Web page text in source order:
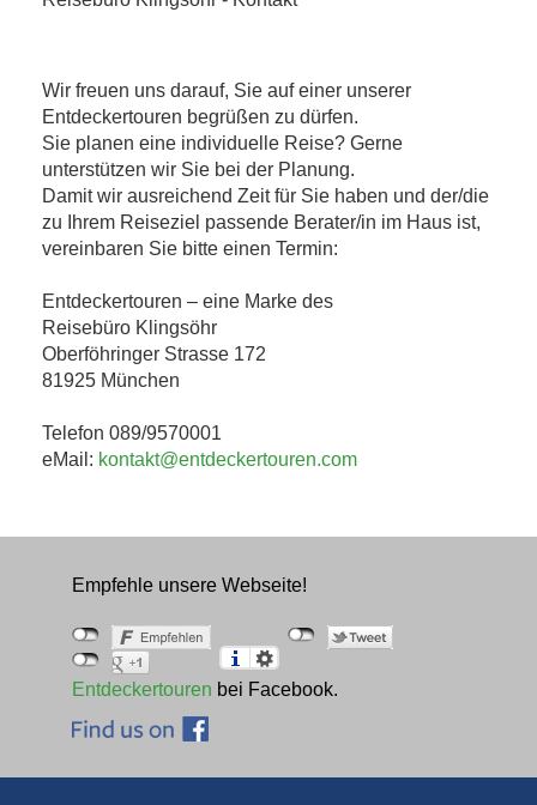
Wir freuen uns darauf, Sie auf einer unserer
Entdeckertouren begrüßen zu dürfen.
Sie planen eine individuelle Reise? Gerne
unterstützen wir Sie bei der Planung.
Damit wir ausreichend Zeit für Sie haben und der/die
zu Ihrem Reiseziel passende Berater/in im Haus ist,
vereinbaren Sie bitte einen Termin:
Entdeckertouren – eine Marke des
Reisebüro Klingsöhr
Oberföhringer Strasse 172
81925 München
Telefon 089/9570001
eMail: kontakt@entdeckertouren.com
Empfehle unsere Webseite!
Entdeckertouren bei Facebook.